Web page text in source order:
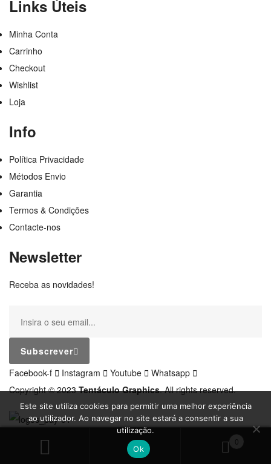
Links Úteis
Minha Conta
Carrinho
Checkout
Wishlist
Loja
Info
Política Privacidade
Métodos Envio
Garantia
Termos & Condições
Contacte-nos
Newsletter
Receba as novidades!
Subscrever
Facebook-f
Instagram Youtube
Whatsapp
Copyright © 2023Tentáculo Graphics. All rights reserved.
0
Este site utiliza cookies para permitir uma melhor experiência
ao utilizador. Ao navegar no site estará a consentir a sua
utilização.
Ok